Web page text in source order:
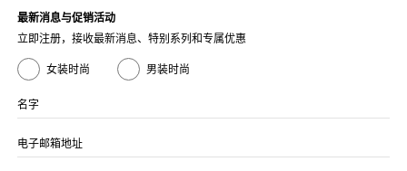
最新消息与促销活动
立即注册，接收最新消息、特别系列和专属优惠
女装时尚 男装时尚
名字
电子邮箱地址